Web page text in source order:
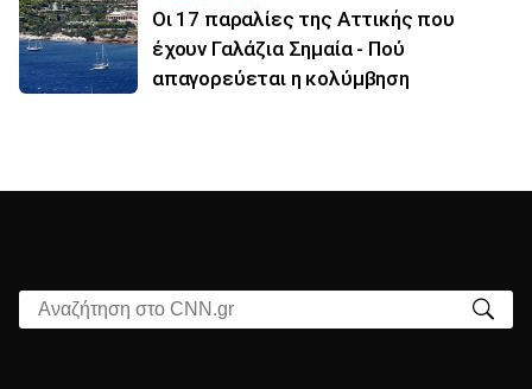
Οι 17 παραλίες της Αττικής που
έχουν Γαλάζια Σημαία - Πού
απαγορεύεται η κολύμβηση
Αναζήτηση στο CNN.gr